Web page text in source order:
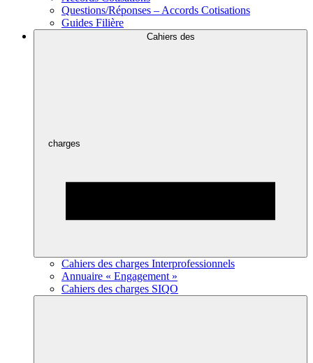
Questions/Réponses – Accords Cotisations
Guides Filière
Cahiers des
charges
Cahiers des charges Interprofessionnels
Annuaire « Engagement »
Cahiers des charges SIQO